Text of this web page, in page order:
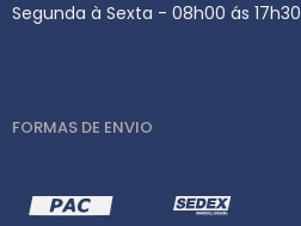
Segunda à Sexta - 08h00 ás 17h30
FORMAS DE ENVIO